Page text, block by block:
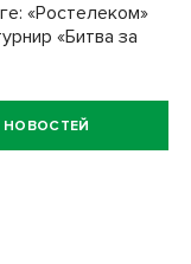
«Ростелеком»
«Битва за